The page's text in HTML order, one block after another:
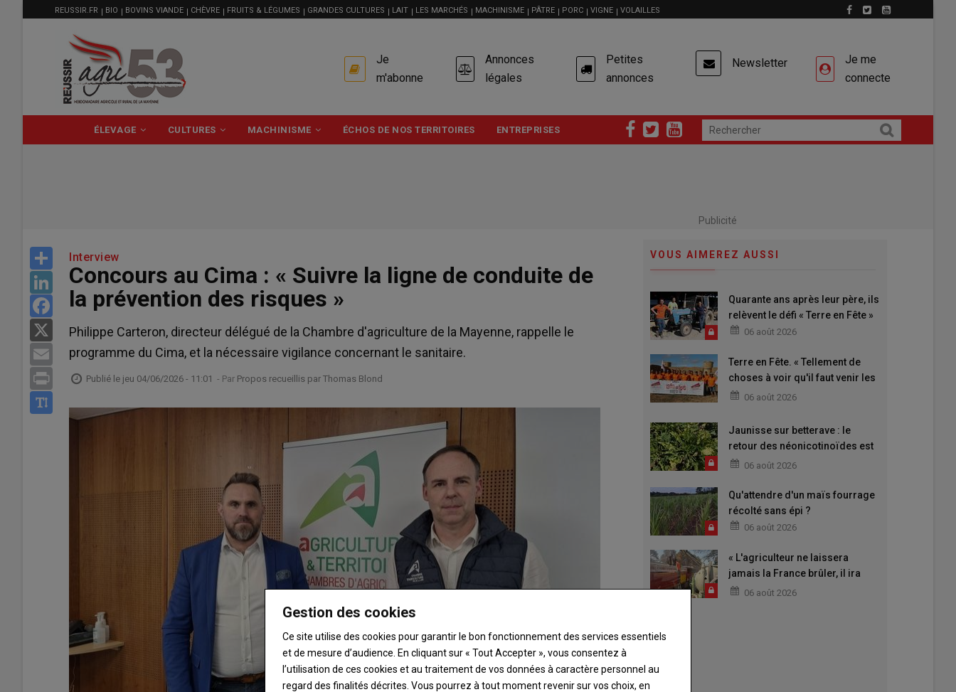
MENU
FILIÈRE
REUSSIR.FR BIO BOVINS VIANDE CHÈVRE FRUITS & LÉGUMES GRANDES CULTURES LAIT LES MARCHÉS MACHINISME PÂTRE PORC VIGNE VOLAILLES
USER
ACCOUNT
MENU
Je
m'abonne
Annonces
légales
Petites
annonces
Newsletter
Je me
connecte
PRINCIPALE
ÉLEVAGE CULTURES MACHINISME ÉCHOS DE NOS TERRITOIRES ENTREPRISES
Publicité
Share
LinkedIn
Facebook
Email
Print
Interview
Concours au Cima : « Suivre la ligne de conduite de
la prévention des risques »
Philippe Carteron, directeur délégué de la Chambre d'agriculture de la Mayenne, rappelle le
programme du Cima, et la nécessaire vigilance concernant le sanitaire.
Publié le jeu 04/06/2026 - 11:01 - Par Propos recueillis par Thomas Blond
VOUS AIMEREZ AUSSI
Quarante ans après leur père, ils
relèvent le défi « Terre en Fête »
06 août 2026
Terre en Fête. « Tellement de
choses à voir qu'il faut venir les
deux jours »
06 août 2026
Jaunisse sur betterave : le
retour des néonicotinoïdes est
attendu
06 août 2026
Qu'attendre d'un maïs fourrage
récolté sans épi ?
06 août 2026
« L'agriculteur ne laissera
jamais la France brûler, il ira
aider »06 août 2026
Gestion des cookies
Ce site utilise des cookies pour garantir le bon fonctionnement des services essentiels
et de mesure d’audience. En cliquant sur « Tout Accepter », vous consentez à
l’utilisation de ces cookies et au traitement de vos données à caractère personnel au
regard des finalités décrites. Vous pourrez à tout moment revenir sur vos choix, en